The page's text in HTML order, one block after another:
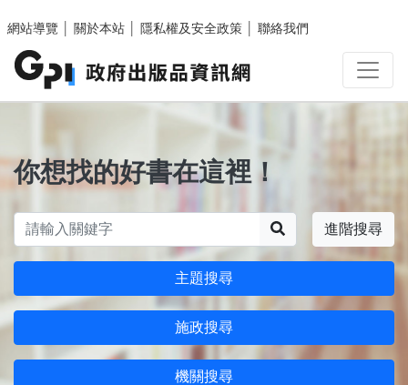
網站導覽
關於本站 隱私權及安全政策 聯絡我們
你想找的好書在這裡！
進階搜尋
主題搜尋
施政搜尋
機關搜尋